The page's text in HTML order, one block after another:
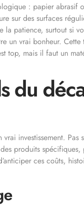
: papier abrasif
sur des surfaces
patience, surtout si
un vrai bonheur.
top, mais il faut un
du
investissement. Pas
produits
ces coûts,